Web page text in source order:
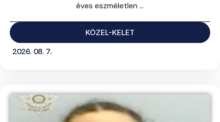
éves eszméletlen ...
KÖZEL-KELET
2026. 08. 7.